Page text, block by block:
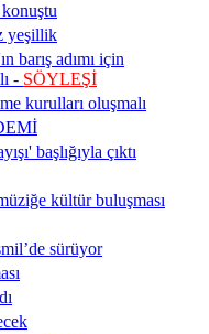
yeşillik
barış adımı için
- SÖYLEŞİ
kurulları oluşmalı
başlığıyla çıktı
kültür buluşması
sürüyor